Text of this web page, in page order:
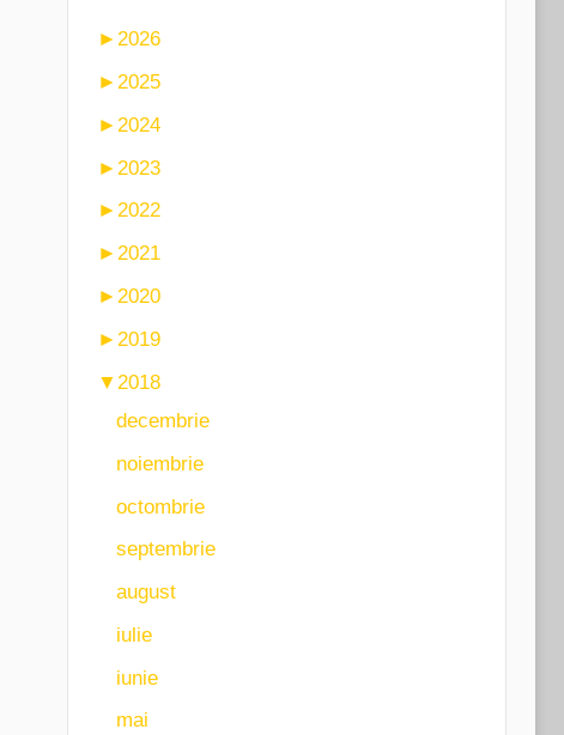
► 2026
► 2025
► 2024
► 2023
► 2022
► 2021
► 2020
► 2019
▼ 2018
decembrie
noiembrie
octombrie
septembrie
august
iulie
iunie
mai